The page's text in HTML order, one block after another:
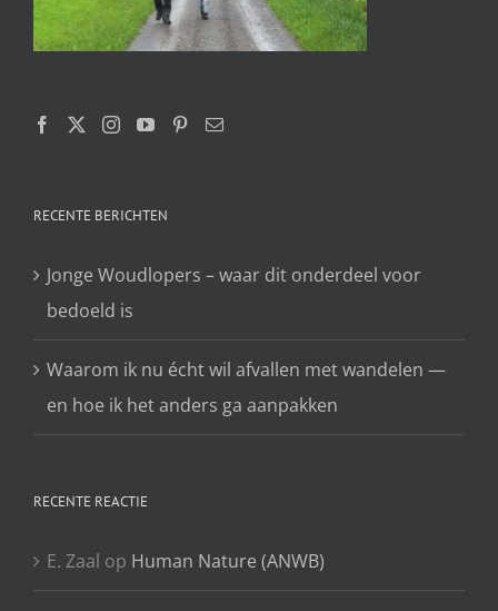
RECENTE BERICHTEN
Jonge Woudlopers – waar dit onderdeel voor
bedoeld is
Waarom ik nu écht wil afvallen met wandelen —
en hoe ik het anders ga aanpakken
RECENTE REACTIE
E. Zaal op Human Nature (ANWB)